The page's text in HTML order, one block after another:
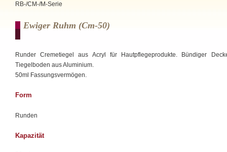
RB-/CM-/M-Serie
Ewiger Ruhm (cm-50)
Runder Cremetiegel aus Acryl für Hautpflegeprodukte. Bündiger
Tiegelboden aus Aluminium.
50ml Fassungsvermögen.
Form
Runden
Kapazität